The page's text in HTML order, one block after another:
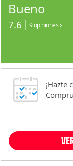
Bueno
7.6 9 opiniones
¡Hazte